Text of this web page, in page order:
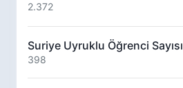
2.372
Suriye Uyruklu Öğrenci Sayısı
398